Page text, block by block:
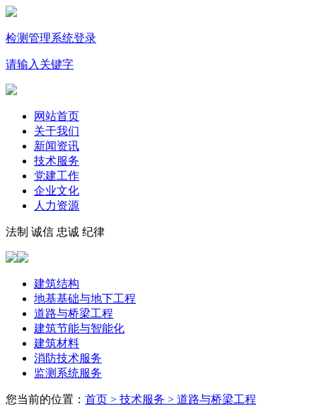
检测管理系统登录
请输入关键字
网站首页
关于我们
新闻资讯
技术服务
党建工作
企业文化
人力资源
法制 诚信 忠诚 纪律
建筑结构
地基基础与地下工程
道路与桥梁工程
建筑节能与智能化
建筑材料
消防技术服务
监测系统服务
您当前的位置： 首页 > 技术服务 > 道路与桥梁工程